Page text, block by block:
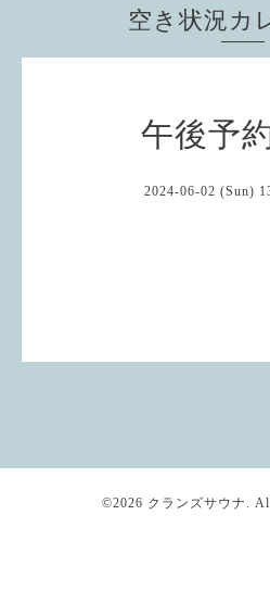
空き状況カ
午後予
2024-06-02 (Sun)
©2026 クランズサウナ .